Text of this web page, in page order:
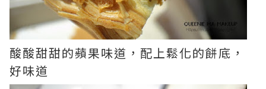
酸酸甜甜的蘋果味道，配上鬆化的餅底，
好味道